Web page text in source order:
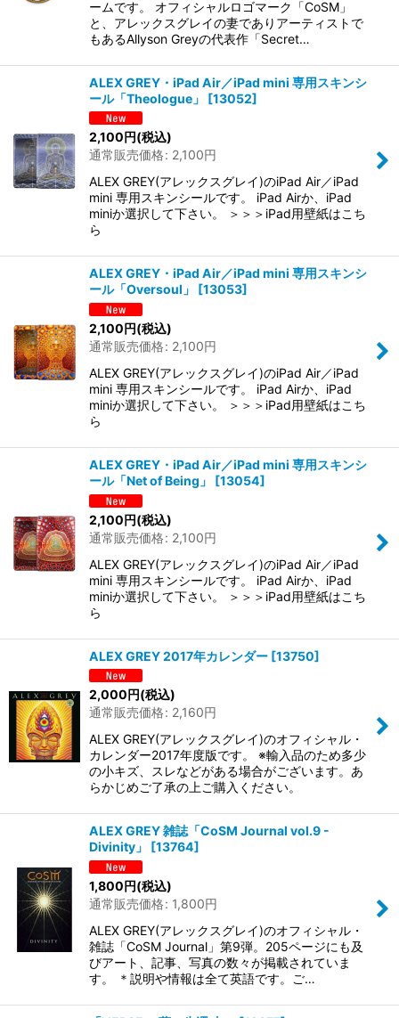
ームです。 オフィシャルロゴマーク「CoSM」
と、アレックスグレイの妻でありアーティストで
もあるAllyson Greyの代表作「Secret…
ALEX GREY・iPad Air／iPad mini 専用スキンシ
ール「Theologue」
[13052]
2,100円(税込)
通常販売価格: 2,100円
ALEX GREY(アレックスグレイ)のiPad Air／iPad
mini 専用スキンシールです。 iPad Airか、iPad
miniか選択して下さい。 ＞＞＞iPad用壁紙はこち
ら
ALEX GREY・iPad Air／iPad mini 専用スキンシ
ール「Oversoul」
[13053]
2,100円(税込)
通常販売価格: 2,100円
ALEX GREY(アレックスグレイ)のiPad Air／iPad
mini 専用スキンシールです。 iPad Airか、iPad
miniか選択して下さい。 ＞＞＞iPad用壁紙はこち
ら
ALEX GREY・iPad Air／iPad mini 専用スキンシ
ール「Net of Being」
[13054]
2,100円(税込)
通常販売価格: 2,100円
ALEX GREY(アレックスグレイ)のiPad Air／iPad
mini 専用スキンシールです。 iPad Airか、iPad
miniか選択して下さい。 ＞＞＞iPad用壁紙はこち
ら
ALEX GREY 2017年カレンダー [13750]
2,000円(税込)
通常販売価格: 2,160円
ALEX GREY(アレックスグレイ)のオフィシャル・
カレンダー2017年度版です。 ※輸入品のため多少
の小キズ、スレなどがある場合がございます。あ
らかじめご了承の上ご購入ください。
ALEX GREY 雑誌「CoSM Journal vol.9 -
Divinity」
[13764]
1,800円(税込)
通常販売価格: 1,800円
ALEX GREY(アレックスグレイ)のオフィシャル・
雑誌「CoSM Journal」第9弾。205ページにも及
びアート、記事、写真の数々が掲載されていま
す。 ＊説明や情報は全て英語です。ご…